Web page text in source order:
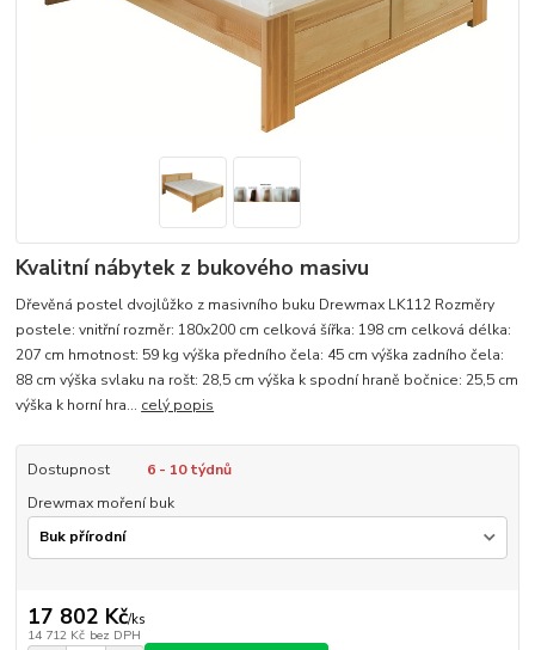
Kvalitní nábytek z bukového masivu
Dřevěná postel dvojlůžko z masivního buku Drewmax LK112 Rozměry
postele: vnitřní rozměr: 180x200 cm celková šířka: 198 cm celková délka:
207 cm hmotnost: 59 kg výška předního čela: 45 cm výška zadního čela:
88 cm výška svlaku na rošt: 28,5 cm výška k spodní hraně bočnice: 25,5 cm
výška k horní hra... celý popis
Dostupnost
6 - 10 týdnů
Drewmax moření buk
17 802 Kč/ks
14 712 Kč bez DPH